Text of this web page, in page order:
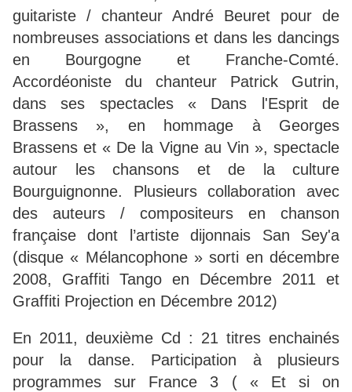
guitariste / chanteur André Beuret pour de
nombreuses associations et dans les dancings
en Bourgogne et Franche-Comté.
Accordéoniste du chanteur Patrick Gutrin,
dans ses spectacles « Dans l'Esprit de
Brassens », en hommage à Georges
Brassens et « De la Vigne au Vin », spectacle
autour les chansons et de la culture
Bourguignonne. Plusieurs collaboration avec
des auteurs / compositeurs en chanson
française dont l’artiste dijonnais San Sey'a
(disque « Mélancophone » sorti en décembre
2008, Graffiti Tango en Décembre 2011 et
Graffiti Projection en Décembre 2012)
En 2011, deuxième Cd : 21 titres enchainés
pour la danse. Participation à plusieurs
programmes sur France 3 ( « Et si on